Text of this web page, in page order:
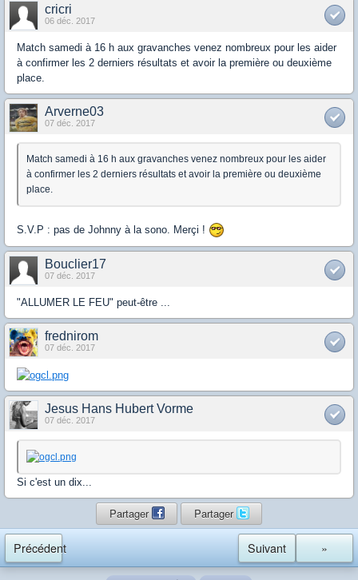
cricri
06 déc. 2017
Match samedi à 16 h aux gravanches venez nombreux pour les aider
à confirmer les 2 derniers résultats et avoir la première ou deuxième
place.
Arverne03
07 déc. 2017
Match samedi à 16 h aux gravanches venez nombreux pour les aider
à confirmer les 2 derniers résultats et avoir la première ou deuxième
place.
S.V.P : pas de Johnny à la sono. Merçi !
Bouclier17
07 déc. 2017
"ALLUMER LE FEU" peut-être ...
frednirom
07 déc. 2017
Jesus Hans Hubert Vorme
07 déc. 2017
Si c'est un dix...
Partager Partager
Précédent »
Suivant